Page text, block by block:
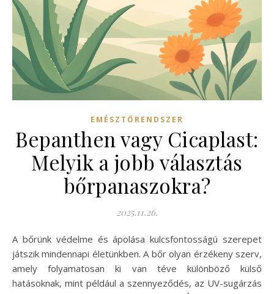
EMÉSZTŐRENDSZER
Bepanthen vagy Cicaplast:
Melyik a jobb választás
bőrpanaszokra?
2025.11.26.
A bőrünk védelme és ápolása kulcsfontosságú szerepet
játszik mindennapi életünkben. A bőr olyan érzékeny szerv,
amely folyamatosan ki van téve különböző külső
hatásoknak, mint például a szennyeződés, az UV-sugárzás